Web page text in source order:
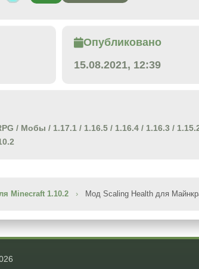
Опубликовано
15.08.2021, 12:39
/ Мобы / 1.17.1 / 1.16.5 / 1.16.4 / 1.16.3 /
Minecraft 1.10.2 › Мод Scaling Health для